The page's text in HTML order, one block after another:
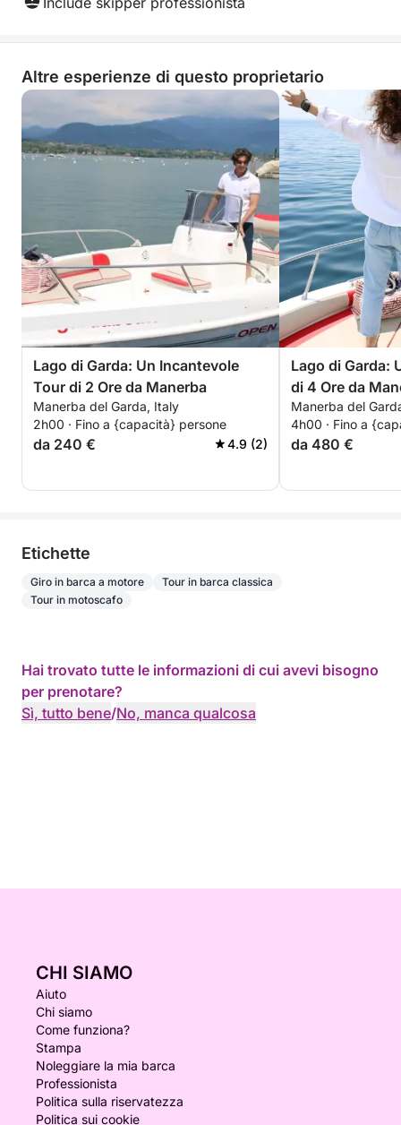
Altre esperienze di questo proprietario
Lago di Garda: Un Incantevole
Tour di 2 Ore da Manerba
Manerba del Garda, Italy
2h00 · Fino a {capacità} persone
da 240 € 4.9 (2)
Lago di Garda:
di 4 Ore da
Manerba del
4h00 · Fino a
da 480 €
Etichette
Giro in barca a motore
Tour in barca classica
Tour in motoscafo
Hai trovato tutte le informazioni di cui avevi bisogno
per prenotare?
Sì, tutto bene/No, manca qualcosa
CHI SIAMO
Aiuto
Chi siamo
Come funziona?
Stampa
Noleggiare la mia barca
Professionista
Politica sulla riservatezza
Politica sui cookie